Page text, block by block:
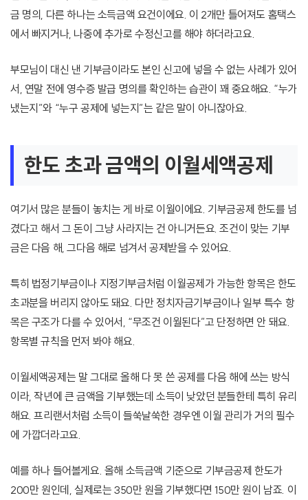
금 명의, 다른 하나는 소득금액 요건이에요. 이 2개만 틀어져도 홈택스
에서 빠지거나, 나중에 추가로 수정신고를 해야 하더라고요.
부모님이 대신 낸 기부금이라도 본인 신고에 넣을 수 없는 사례가 있어
서, 연말 전에 영수증 발급 명의를 확인하는 습관이 꽤 중요해요. “누가
냈는지”와 “누구 공제에 넣는지”는 같은 말이 아니잖아요.
한도 초과 금액의 이월세액공제
여기서 많은 분들이 놓치는 게 바로 이월이에요. 기부금공제 한도를 넘
겼다고 해서 그 돈이 그냥 사라지는 건 아니거든요. 조건이 맞는 기부
금은 다음 해, 그다음 해로 넘겨서 공제받을 수 있어요.
특히 법정기부금이나 지정기부금처럼 이월공제가 가능한 항목은 한도
초과분을 버리지 않아도 돼요. 다만 정치자금기부금이나 일부 특수 항
목은 구조가 다를 수 있어서, “무조건 이월된다”고 단정하면 안 돼요.
항목별 규칙을 먼저 봐야 해요.
이월세액공제는 말 그대로 올해 다 못 쓴 공제를 다음 해에 쓰는 방식
이라, 작년에 큰 금액을 기부했는데 소득이 낮았던 분들한테 특히 유리
해요. 프리랜서처럼 소득이 들쑥날쑥한 경우엔 이월 관리가 거의 필수
에 가깝더라고요.
예를 하나 들어볼게요. 올해 소득금액 기준으로 기부금공제 한도가
200만 원인데, 실제로는 350만 원을 기부했다면 150만 원이 남죠. 이